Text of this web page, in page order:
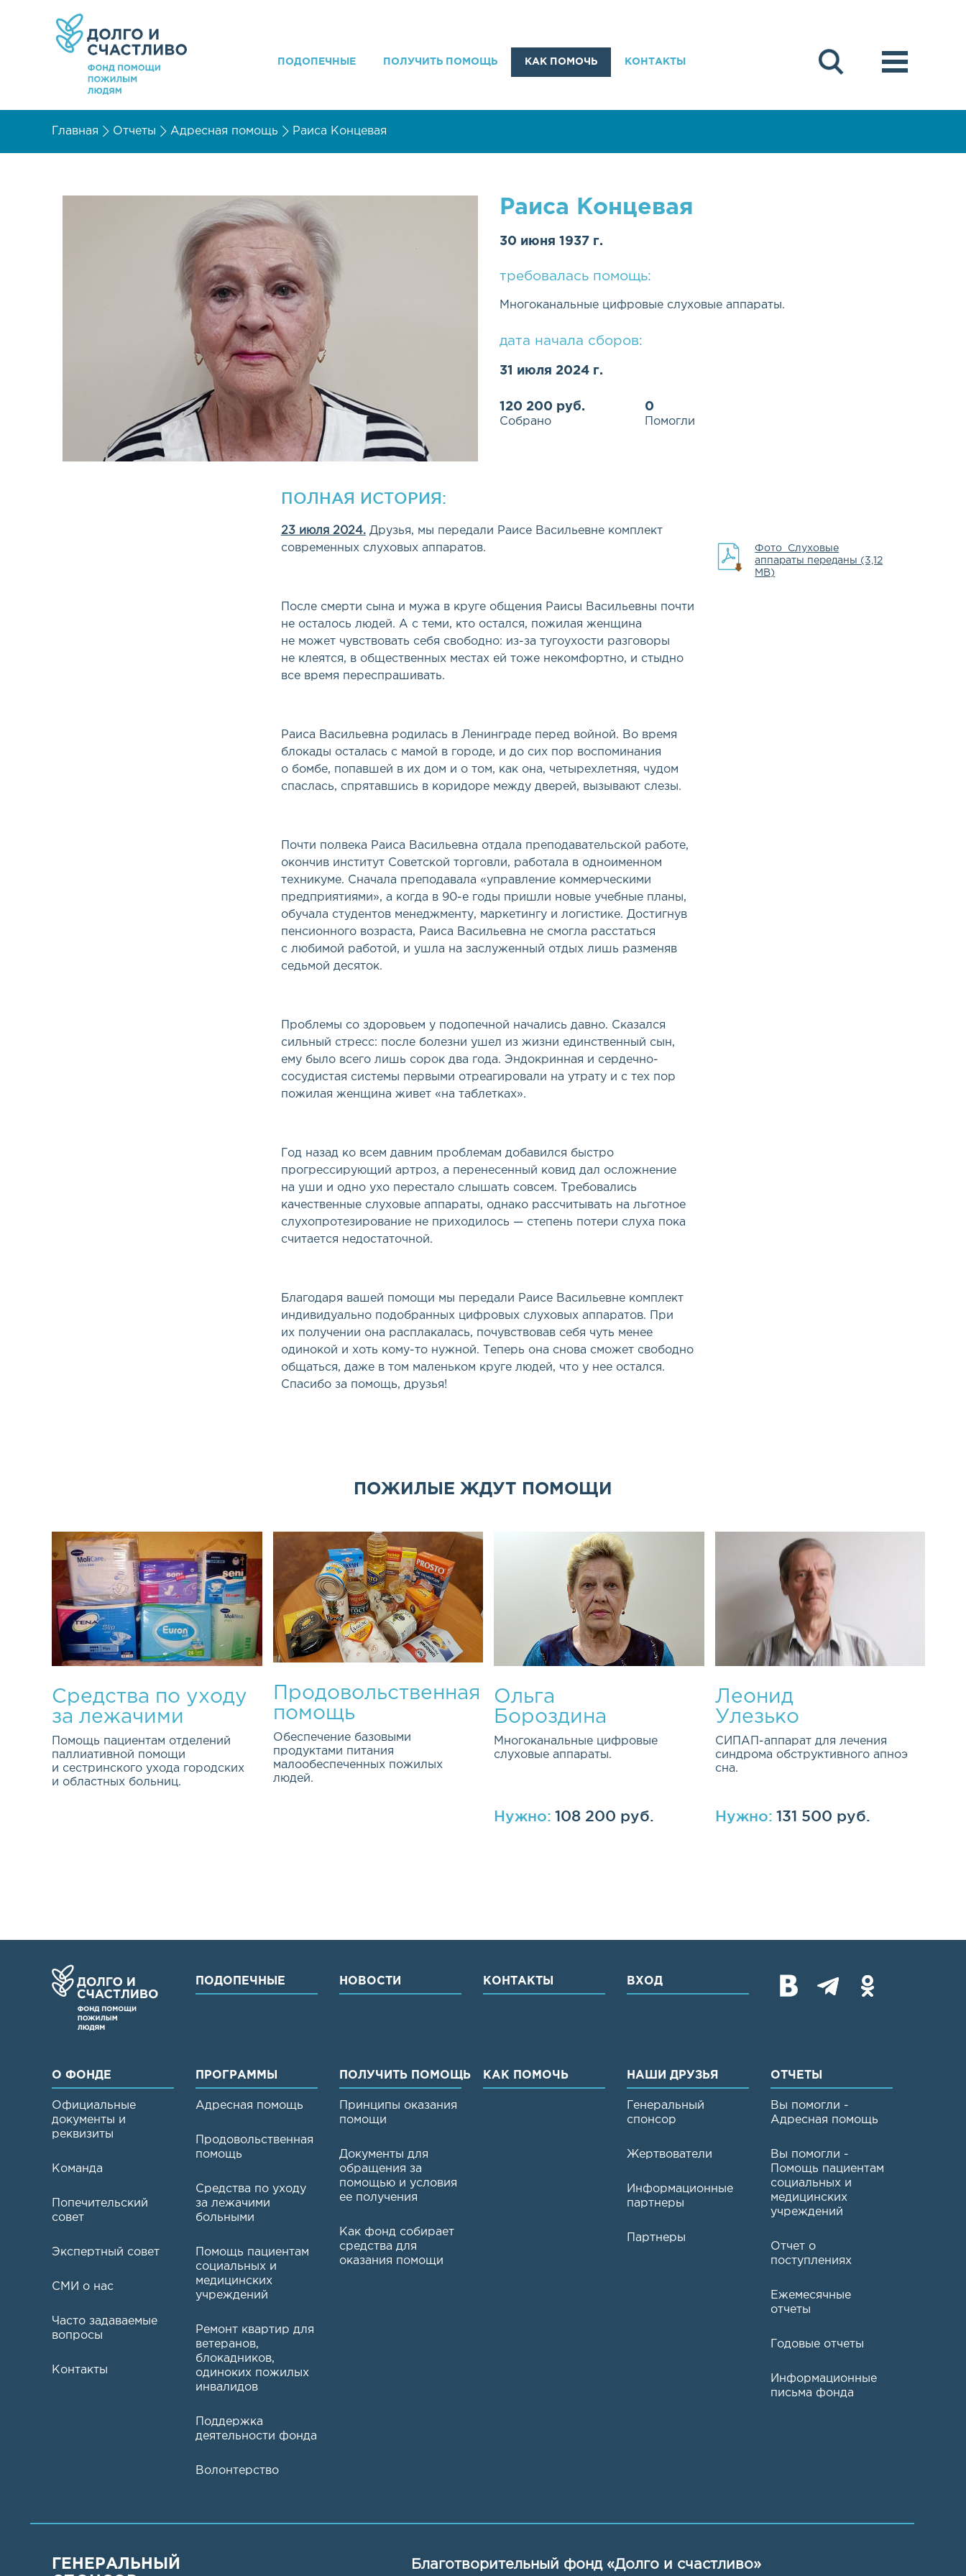
ПОДОПЕЧНЫЕ ПОЛУЧИТЬ ПОМОЩЬ КАК ПОМОЧЬ КОНТАКТЫ
Главная Отчеты Адресная помощь Раиса Концевая
Раиса Концевая
30 июня 1937 г.
требовалась помощь:
Многоканальные цифровые слуховые аппараты.
дата начала сборов:
31 июля 2024 г.
120 200 руб.
Собрано
0
Помогли
ПОЛНАЯ ИСТОРИЯ:
23 июля 2024.Друзья, мы передали Раисе Васильевне комплект
современных слуховых аппаратов.
После смерти сына и мужа в круге общения Раисы Васильевны почти
не осталось людей. А с теми, кто остался, пожилая женщина
не может чувствовать себя свободно: из-за тугоухости разговоры
не клеятся, в общественных местах ей тоже некомфортно, и стыдно
все время переспрашивать.
Раиса Васильевна родилась в Ленинграде перед войной. Во время
блокады осталась с мамой в городе, и до сих пор воспоминания
о бомбе, попавшей в их дом и о том, как она, четырехлетняя, чудом
спаслась, спрятавшись в коридоре между дверей, вызывают слезы.
Почти полвека Раиса Васильевна отдала преподавательской работе,
окончив институт Советской торговли, работала в одноименном
техникуме. Сначала преподавала «управление коммерческими
предприятиями», а когда в 90-е годы пришли новые учебные планы,
обучала студентов менеджменту, маркетингу и логистике. Достигнув
пенсионного возраста, Раиса Васильевна не смогла расстаться
с любимой работой, и ушла на заслуженный отдых лишь разменяв
седьмой десяток.
Проблемы со здоровьем у подопечной начались давно. Сказался
сильный стресс: после болезни ушел из жизни единственный сын,
ему было всего лишь сорок два года. Эндокринная и сердечно-
сосудистая системы первыми отреагировали на утрату и с тех пор
пожилая женщина живет «на таблетках».
Год назад ко всем давним проблемам добавился быстро
прогрессирующий артроз, а перенесенный ковид дал осложнение
на уши и одно ухо перестало слышать совсем. Требовались
качественные слуховые аппараты, однако рассчитывать на льготное
слухопротезирование не приходилось — степень потери слуха пока
считается недостаточной.
Благодаря вашей помощи мы передали Раисе Васильевне комплект
индивидуально подобранных цифровых слуховых аппаратов. При
их получении она расплакалась, почувствовав себя чуть менее
одинокой и хоть кому-то нужной. Теперь она снова сможет свободно
общаться, даже в том маленьком круге людей, что у нее остался.
Спасибо за помощь, друзья!
Фото_Слуховые
аппараты переданы (3,12
MB)
ПОЖИЛЫЕ ЖДУТ ПОМОЩИ
Средства по уходу
за лежачими
больными
Помощь пациентам отделений
паллиативной помощи
и сестринского ухода городских
и областных больниц.
Продовольственная
помощь
Обеспечение базовыми
продуктами питания
малообеспеченных пожилых
людей.
Ольга
Бороздина
Многоканальные цифровые
слуховые аппараты.
Нужно: 108 200 руб.
Леонид
Улезько
СИПАП-аппарат для лечения
синдрома обструктивного апноэ
сна.
Нужно: 131 500 руб.
ПОДОПЕЧНЫЕ НОВОСТИ КОНТАКТЫ ВХОД
О ФОНДЕ
Официальные
документы и
реквизиты
Команда
Попечительский
совет
Экспертный совет
СМИ о нас
Часто задаваемые
вопросы
Контакты
ПРОГРАММЫ
Адресная помощь
Продовольственная
помощь
Средства по уходу
за лежачими
больными
Помощь пациентам
социальных и
медицинских
учреждений
Ремонт квартир для
ветеранов,
блокадников,
одиноких пожилых
инвалидов
Поддержка
деятельности фонда
Волонтерство
ПОЛУЧИТЬ ПОМОЩЬ
Принципы оказания
помощи
Документы для
обращения за
помощью и условия
ее получения
Как фонд собирает
средства для
оказания помощи
КАК ПОМОЧЬ НАШИ ДРУЗЬЯ
Генеральный
спонсор
Жертвователи
Информационные
партнеры
Партнеры
ОТЧЕТЫ
Вы помогли -
Адресная помощь
Вы помогли -
Помощь пациентам
социальных и
медицинских
учреждений
Отчет о
поступлениях
Ежемесячные
отчеты
Годовые отчеты
Информационные
письма фонда
ГЕНЕРАЛЬНЫЙ
Благотворительный фонд «Долго и счастливо»